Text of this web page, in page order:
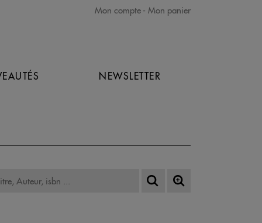
Mon compte Mon panier
NEWSLETTER